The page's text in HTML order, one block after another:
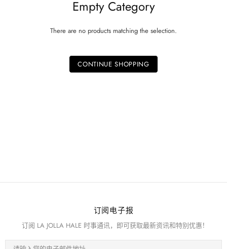
Empty Category
There are no products matching the selection.
CONTINUE SHOPPING
订阅电子报
订阅 LA JOLLA HALE 时事通讯，即可获取最新资讯和特别优惠！